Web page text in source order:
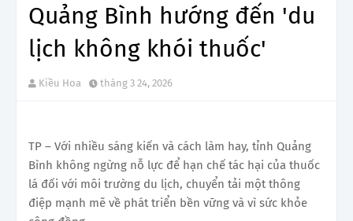
Quảng Bình hướng đến 'du
lịch không khói thuốc'
Kiều Hoa tháng 3 24, 2026
TP – Với nhiều sáng kiến và cách làm hay, tỉnh Quảng
Bình không ngừng nỗ lực để hạn chế tác hại của thuốc
lá đối với môi trường du lịch, chuyển tải một thông
điệp mạnh mẽ về phát triển bền vững và vì sức khỏe